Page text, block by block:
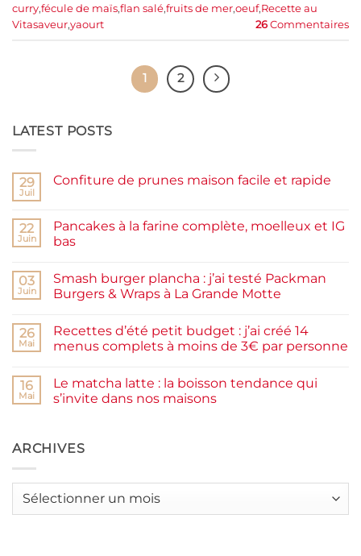
curry,fécule de maïs,flan salé,fruits de mer,oeuf,Recette au
Vitasaveur,yaourt 26 Commentaires
1 2
LATEST POSTS
29
Juil
Confiture de prunes maison facile et rapide
Confiture
de
prunes
et
rapide
22
Juin
Pancakes à la farine complète, moelleux et IG
bas
sur
Pancakes
à
complète,
moelleux
et
03
Juin
Smash burger plancha : j’ai testé Packman
Burgers & Wraps à La Grande Motte
sur
Smash
burger
testé
Packman
Burgers &
Grande
Motte
26
Mai
Recettes d’été petit budget : j’ai créé 14
menus complets à moins de 3€ par personne
sur
Recettes
d’été
j’ai
créé
à
16
Mai
Le matcha latte : la boisson tendance qui
s’invite dans nos maisons
Le
matcha
boisson
ARCHIVES
Archives